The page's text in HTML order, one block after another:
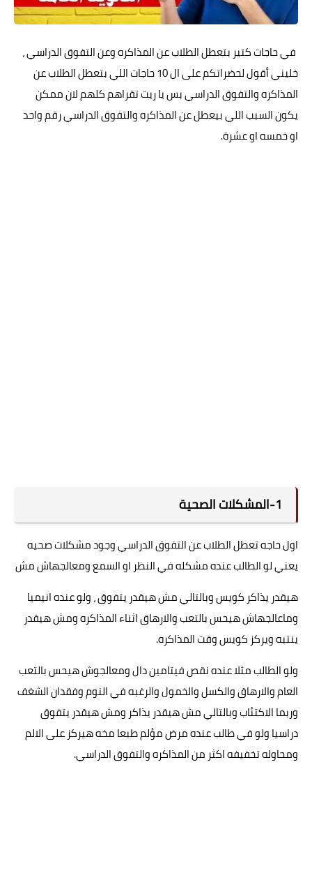
في حاجات كتير بتعطل الطلاب عن المذاكره وعن التفوق الدراسي ،
خليني أقول لحضراتكم على ال 10 حاجات اللي بتعطل الطلاب عن
المذاكره والتفوق الدراسي بس يا ريت تقراهم كلهم لان ممكن
يكون السبب اللي بيعطل عن المذاكره والتفوق الدراسي رقم واحد
او خمسه او عشرة.
1-المشكلات الصحية
اول حاجه تعطل الطلاب عن التفوق الدراسي وجود مشكلات صحيه
يعني لو الطالب عنده مشكله في النظر او السمع ومعالجهاش مش
هيقدر يذاكر كويس وبالتالي مش هيقدر يتفوق ، ولو عنده انيميا
وماعالجهاش هيحس بالتعب والارهاق اثناء المذاكره ومش هيقدر
ينتبه ويركز كويس وقت المذاكره.
ولو الطالب مثلا عنده نقص فيتامين دال ومعالجوش هيحس بالتعب
العام والارهاق والكسل والخمول والرغبه في النوم وفقدان الشغف
وربما الاكتئاب وبالتالي مش هيقدر يذاكر ومش هيقدر يتفوق
دراسيا ولو في طالب عنده مرض مؤلم طبعا مخه هيركز على الالم
ومحاوله تخفيفه اكثر من المذاكره والتفوق الدراسي.